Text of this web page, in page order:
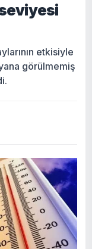
seviyesi
etkisiyle
görülmemiş